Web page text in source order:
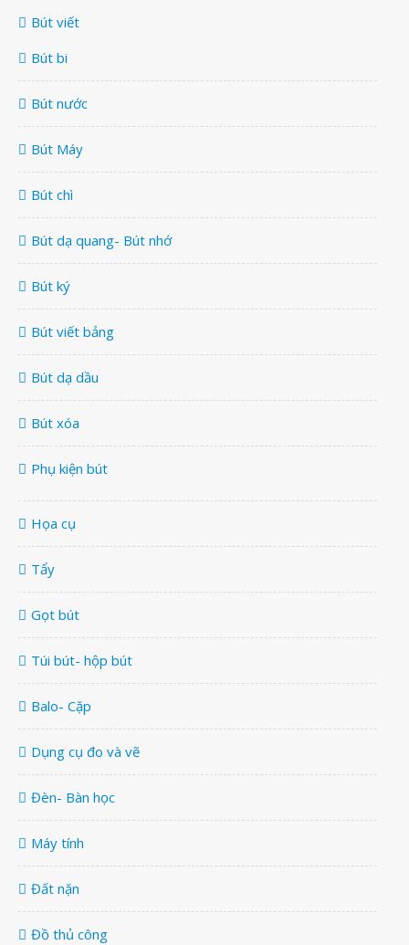
Bút viết
Bút bi
Bút nước
Bút Máy
Bút chì
Bút dạ quang- Bút nhớ
Bút ký
Bút viết bảng
Bút dạ dầu
Bút xóa
Phụ kiện bút
Họa cụ
Tẩy
Gọt bút
Túi bút- hộp bút
Balo- Cặp
Dụng cụ đo và vẽ
Đèn- Bàn học
Máy tính
Đất nặn
Đồ thủ công